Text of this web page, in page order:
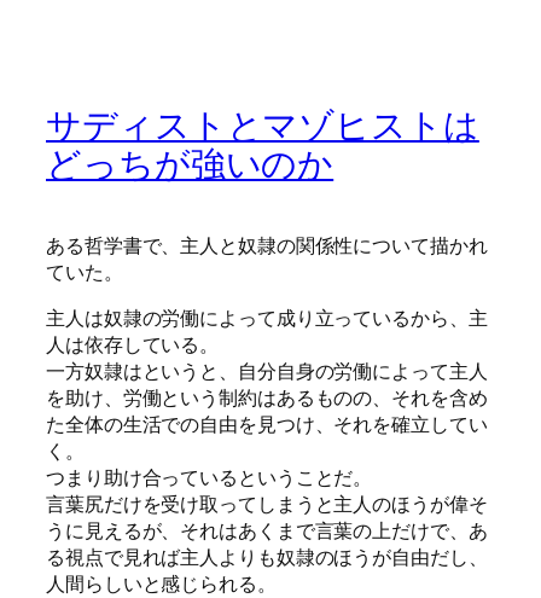
サディストとマゾヒストは
どっちが強いのか
ある哲学書で、主人と奴隷の関係性について描かれ
ていた。
主人は奴隷の労働によって成り立っているから、主
人は依存している。
一方奴隷はというと、自分自身の労働によって主人
を助け、労働という制約はあるものの、それを含め
た全体の生活での自由を見つけ、それを確立してい
く。
つまり助け合っているということだ。
言葉尻だけを受け取ってしまうと主人のほうが偉そ
うに見えるが、それはあくまで言葉の上だけで、あ
る視点で見れば主人よりも奴隷のほうが自由だし、
人間らしいと感じられる。